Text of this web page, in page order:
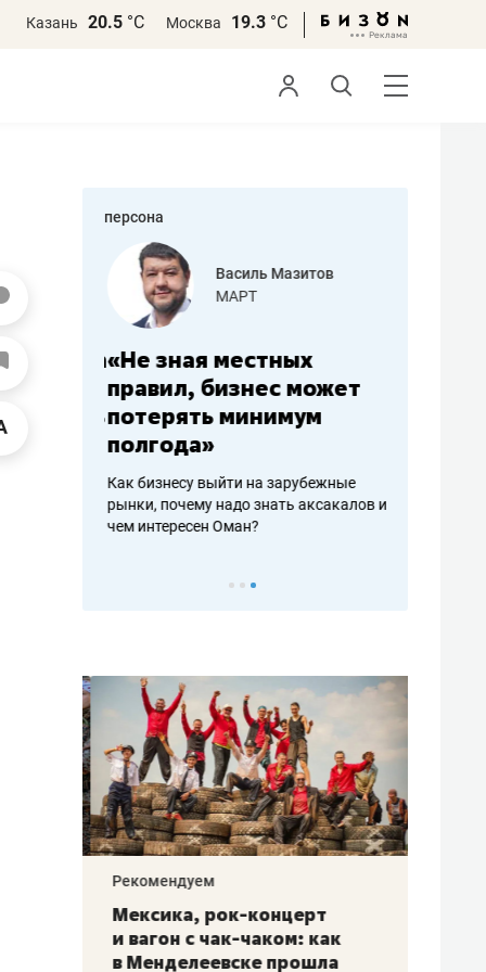
Казань 20.5 °С Москва 19.3 °С
персона
работа
Василь Мазитов
МАРТ
«Не зная местных
правил, бизнес может
потерять минимум
полгода»
Как бизнесу выйти на зарубежные
рынки, почему надо знать аксакалов и
чем интересен Оман?
Рекомендуем
Мексика, рок-концерт
и вагон с чак-чаком: как
в Менделеевске прошла